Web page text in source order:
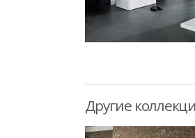
Другие